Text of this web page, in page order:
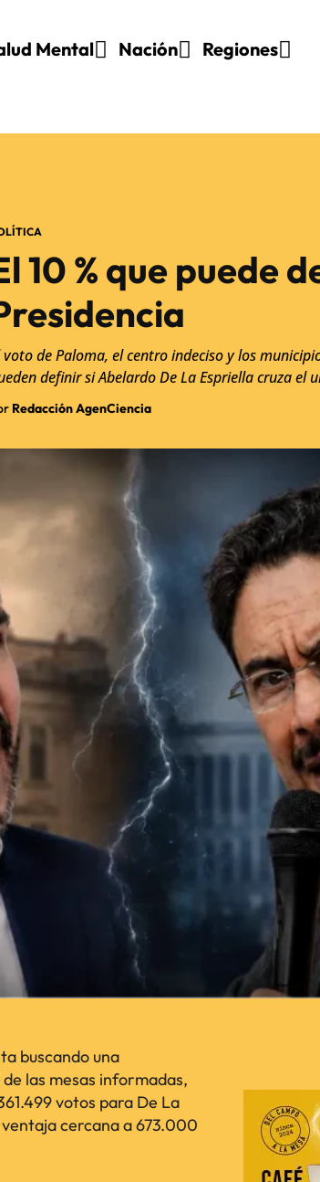
Mental Nación
Regiones
10 % que puede
voto de Paloma, el centro indeciso y los
definir si Abelardo De La Espriella cruza el
Redacción AgenCiencia
buscando una
las mesas informadas,
votos para De La
cercana a 673.000